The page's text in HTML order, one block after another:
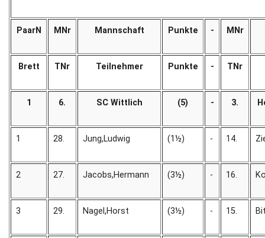
PaarN MNr Mannschaft Punkte - MNr
Brett TNr Teilnehmer Punkte - TNr
1 6. SC Wittlich (5) - 3.
1 28. Jung,Ludwig (1½) - 14.
2 27. Jacobs,Hermann (3½) - 16.
3 29. Nagel,Horst (3½) - 15.